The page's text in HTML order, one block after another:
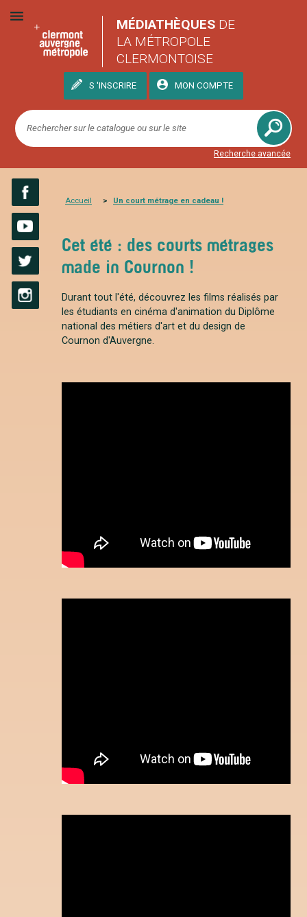
MÉDIATHÈQUES DE
LA MÉTROPOLE
CLERMONTOISE
S 'INSCRIRE MON COMPTE
Recherche avancée
Accueil Un court métrage en cadeau !
Cet été : des courts métrages
made in Cournon !
Durant tout l'été, découvrez les films réalisés par
les étudiants en cinéma d'animation du Diplôme
national des métiers d'art et du design de
Cournon d'Auvergne.
Facebook
YouTube
Twitter